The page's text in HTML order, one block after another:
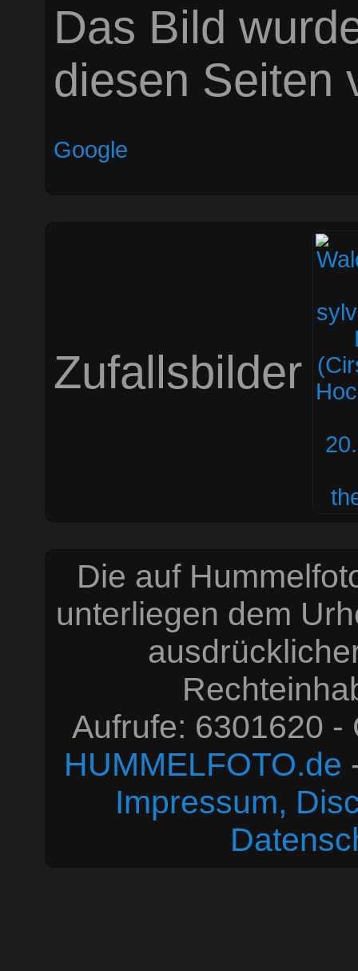
Das Bild
diesen Seiten
Google
Zufallsbilder
Die auf
unterliegen dem
Aufrufe: 6301620
HUMMELFOTO.de
Impressum,